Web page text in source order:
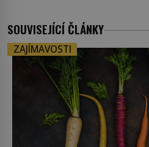
SOUVISEJÍCÍ ČLÁNKY
ZAJÍMAVOSTI